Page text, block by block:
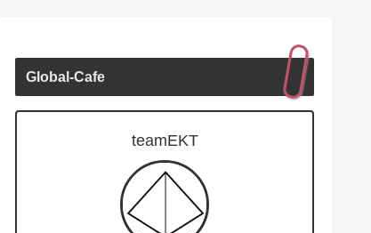
Global-Cafe
teamEKT